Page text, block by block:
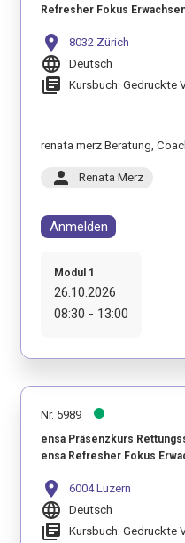
Refresher Fokus
location_on 8032 Zürich
language Deutsch
library_books Kursbuch: Gedruckte
renata merz Beratung,
person Renata Merz
Anmelden
Modul 1
26.10.2026
08:30 - 13:00
Nr. 5989
ensa Präsenzkurs
ensa Refresher Fokus
location_on 6004 Luzern
language Deutsch
library_books Kursbuch: Gedruckte